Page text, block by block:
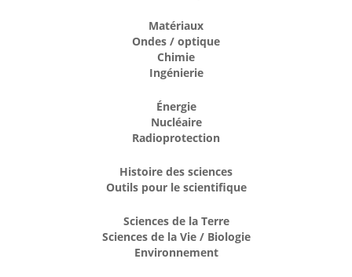
Matériaux
Ondes / optique
Chimie
Ingénierie
Énergie
Nucléaire
Radioprotection
Histoire des sciences
Outils pour le scientifique
Sciences de la Terre
Sciences de la Vie / Biologie
Environnement